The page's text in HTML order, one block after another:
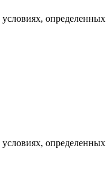
определенных
определенных